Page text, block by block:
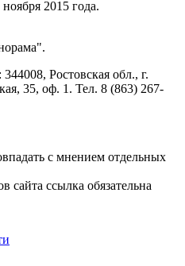
2015 года.
Ростовская обл., г.
35, оф. 1. Тел. 8 (863) 267-
с мнением отдельных
сайта ссылка обязательна